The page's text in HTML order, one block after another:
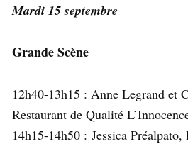
Mardi 15 septembre
Grande Scène
12h40-13h15 : Anne Legrand et
Restaurant de Qualité
14h15-14h50 : Jessica